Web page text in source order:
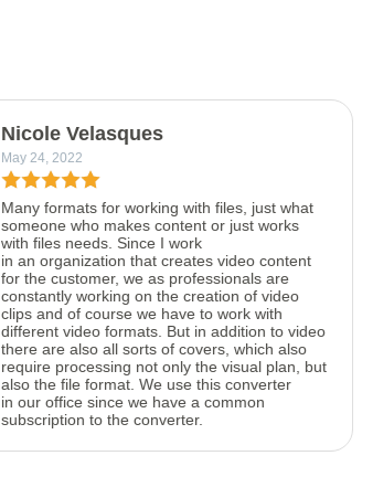
Nicole Velasques
May 24, 2022
Many formats for working with files, just what
someone who makes content or just works
with files needs. Since I work
in an organization that creates video content
for the customer, we as professionals are
constantly working on the creation of video
clips and of course we have to work with
different video formats. But in addition to video
there are also all sorts of covers, which also
require processing not only the visual plan, but
also the file format. We use this converter
in our office since we have a common
subscription to the converter.